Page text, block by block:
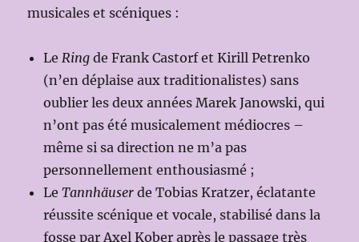
musicales et scéniques :
LeRing de Frank Castorf et Kirill Petrenko
(n’en déplaise aux traditionalistes) sans
oublier les deux années Marek Janowski, qui
n’ont pas été musicalement médiocres –
même si sa direction ne m’a pas
personnellement enthousiasmé ;
LeTannhäuser de Tobias Kratzer, éclatante
réussite scénique et vocale, stabilisé dans la
fosse par Axel Kober après le passage très